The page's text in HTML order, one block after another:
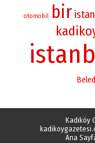
otomobil bir
Kadıköy
Ana